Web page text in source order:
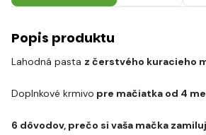
Popis produktu
Lahodná pasta z čerstvého kuracieho
Doplnkové krmivo pre mačiatka od 4
6 dôvodov, prečo si vaša mačka